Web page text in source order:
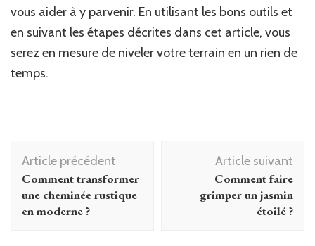
vous aider à y parvenir. En utilisant les bons outils et
en suivant les étapes décrites dans cet article, vous
serez en mesure de niveler votre terrain en un rien de
temps.
Navigation
d'article
Article précédent
Comment transformer
une cheminée rustique
en moderne ?
Article suivant
Comment faire
grimper un jasmin
étoilé ?